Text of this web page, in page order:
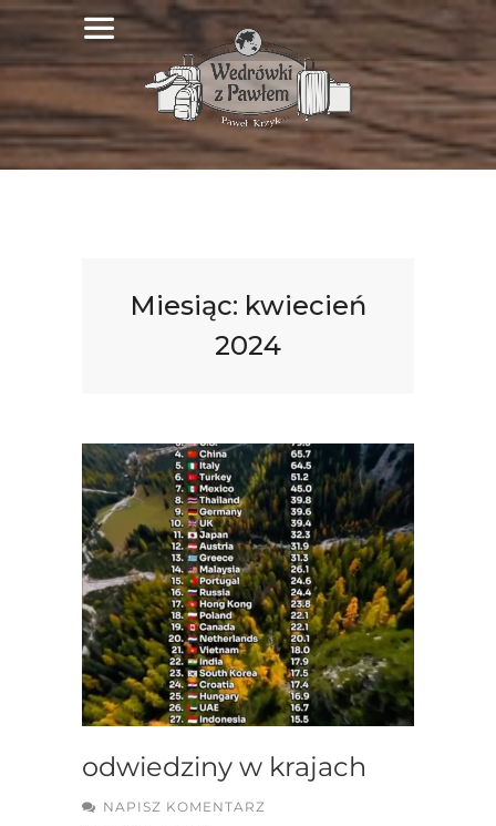
Miesiąc: kwiecień
2024
odwiedziny w krajach
NAPISZ KOMENTARZ